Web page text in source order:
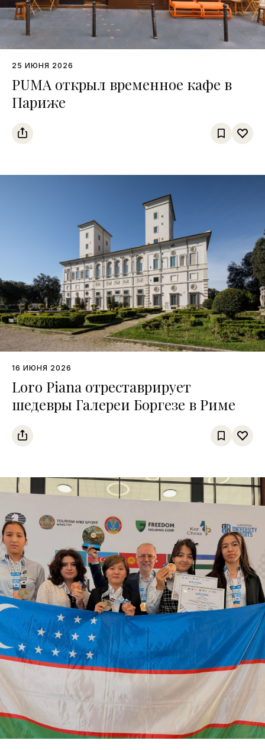
25 ИЮНЯ 2026
PUMA открыл временное кафе в
Париже
16 ИЮНЯ 2026
Loro Piana отреставрирует
шедевры Галереи Боргезе в Риме